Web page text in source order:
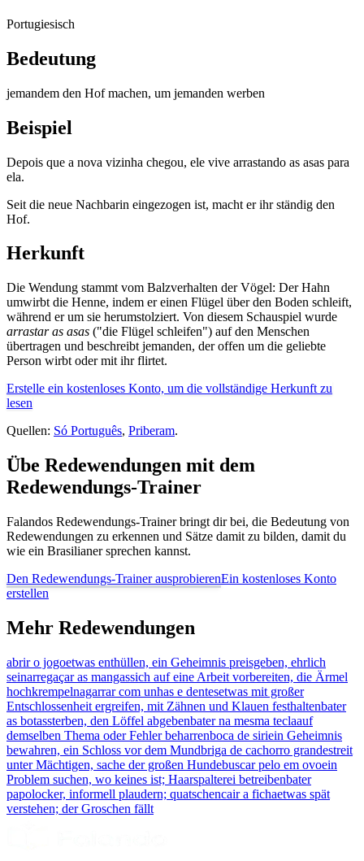
Portugiesisch
Bedeutung
jemandem den Hof machen, um jemanden werben
Beispiel
Depois que a nova vizinha chegou, ele vive arrastando as asas para
ela.
Seit die neue Nachbarin eingezogen ist, macht er ihr ständig den
Hof.
Herkunft
Die Wendung stammt vom Balzverhalten der Vögel: Der Hahn
umwirbt die Henne, indem er einen Flügel über den Boden schleift,
während er um sie herumstolziert. Von diesem Schauspiel wurde
arrastar as asas ("die Flügel schleifen") auf den Menschen
übertragen und beschreibt jemanden, der offen um die geliebte
Person wirbt oder mit ihr flirtet.
Erstelle ein kostenloses Konto, um die vollständige Herkunft zu
lesen
Quellen: Só Português, Priberam.
Übe Redewendungen mit dem
Redewendungs-Trainer
Falandos Redewendungs-Trainer bringt dir bei, die Bedeutung von
Redewendungen zu erkennen und Sätze damit zu bilden, damit du
wie ein Brasilianer sprechen kannst.
Den Redewendungs-Trainer ausprobierenEin kostenloses Konto
erstellen
Mehr Redewendungen
abrir o jogoetwas enthüllen, ein Geheimnis preisgeben, ehrlich
seinarregaçar as mangassich auf eine Arbeit vorbereiten, die Ärmel
hochkrempelnagarrar com unhas e dentesetwas mit großer
Entschlossenheit ergreifen, mit Zähnen und Klauen festhaltenbater
as botassterben, den Löffel abgebenbater na mesma teclaauf
demselben Thema oder Fehler beharrenboca de siriein Geheimnis
bewahren, ein Schloss vor dem Mundbriga de cachorro grandestreit
unter Mächtigen, sache der großen Hundebuscar pelo em ovoein
Problem suchen, wo keines ist; Haarspalterei betreibenbater
papolocker, informell plaudern; quatschencair a fichaetwas spät
verstehen; der Groschen fällt